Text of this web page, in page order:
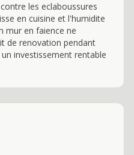
les eclaboussures
en cuisine et l'humidite
mur en faience ne
de renovation pendant
investissement rentable